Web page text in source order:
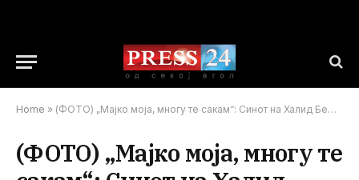
Home » (ФОТО) „Мајко моја, многу те сакам“: Синот на Халид Бешлиќ сподели трогателна фотографија од болницата
(ФОТО) „Мајко моја, многу те